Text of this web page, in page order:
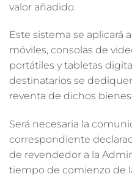
valor añadido.
Este sistema se aplicará
móviles, consolas de
portátiles y tabletas
destinatarios se
reventa de dichos
Será necesaria la
correspondiente
de revendedor a la
tiempo de comienzo de